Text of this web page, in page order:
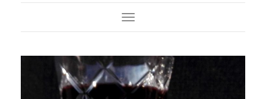
Toggle Navigation